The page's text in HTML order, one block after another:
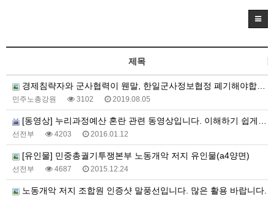
제목
경제침략자와 군사협력이 웬말, 한일군사정보협정 폐기해야합니다.
민주노총강원 3102 2019.08.05
[동영상] 누리과정예산 혼란 관련 동영상입니다. 이해하기 쉽게 만들어졌습니다.
선전부 4203 2016.01.12
[유인물] 민중총궐기투쟁본부 노동개악 저지 유인물(a4양면)
선전부 4687 2015.12.24
노동개악 저지 조합원 인증샷 말풍선입니다. 많은 활용 바랍니다.